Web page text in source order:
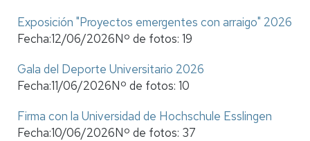
Exposición "Proyectos emergentes con arraigo" 2026
Fecha:12/06/2026Nº de fotos: 19
Gala del Deporte Universitario 2026
Fecha:11/06/2026Nº de fotos: 10
Firma con la Universidad de Hochschule Esslingen
Fecha:10/06/2026Nº de fotos: 37